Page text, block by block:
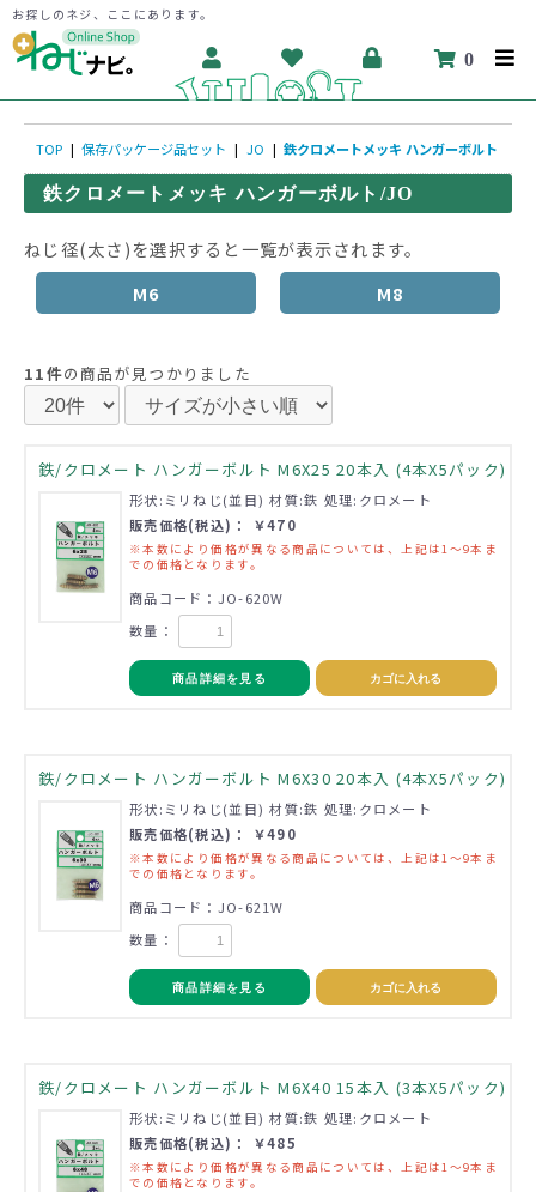
お探しのネジ、ここにあります。
0
TOP | 保存パッケージ品セット | JO | 鉄クロメートメッキ ハンガーボルト
鉄クロメートメッキ ハンガーボルト/JO
ねじ径(太さ)を選択すると一覧が表示されます。
M6
M8
11件の商品が見つかりました
鉄/クロメート ハンガーボルト M6X25 20本入 (4本X5パック)
形状:ミリねじ(並目) 材質:鉄 処理:クロメート
販売価格(税込)： ￥470
※本数により価格が異なる商品については、上記は1～9本ま
での価格となります。
商品コード：JO-620W
数量：
商品詳細を見る カゴに入れる
鉄/クロメート ハンガーボルト M6X30 20本入 (4本X5パック)
形状:ミリねじ(並目) 材質:鉄 処理:クロメート
販売価格(税込)： ￥490
※本数により価格が異なる商品については、上記は1～9本ま
での価格となります。
商品コード：JO-621W
数量：
商品詳細を見る カゴに入れる
鉄/クロメート ハンガーボルト M6X40 15本入 (3本X5パック)
形状:ミリねじ(並目) 材質:鉄 処理:クロメート
販売価格(税込)： ￥485
※本数により価格が異なる商品については、上記は1～9本ま
での価格となります。